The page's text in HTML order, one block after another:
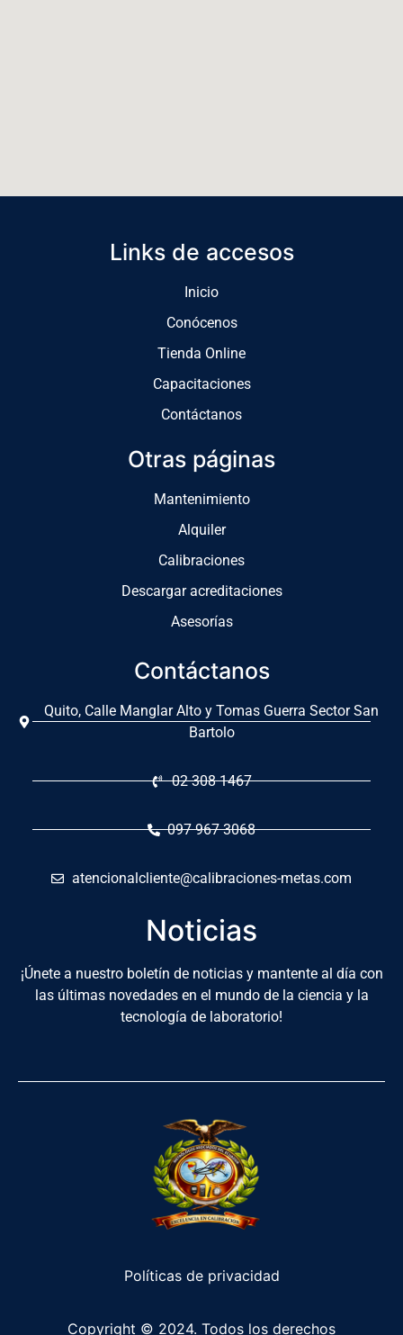
Links de accesos
Inicio
Conócenos
Tienda Online
Capacitaciones
Contáctanos
Otras páginas
Mantenimiento
Alquiler
Calibraciones
Descargar acreditaciones
Asesorías
Contáctanos
Quito, Calle Manglar Alto y Tomas Guerra Sector San
Bartolo
02 308 1467
097 967 3068
atencionalcliente@calibraciones-metas.com
Noticias
¡Únete a nuestro boletín de noticias y mantente al día con
las últimas novedades en el mundo de la ciencia y la
tecnología de laboratorio!
Políticas de privacidad
Copyright © 2024. Todos los derechos